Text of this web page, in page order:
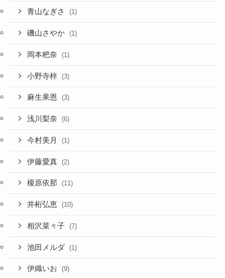
青山なぎさ (1)
磯山さやか (1)
岡本杷奈 (1)
小野寺梓 (3)
麻生果恩 (3)
浅川梨奈 (6)
今村美月 (1)
伊藤愛真 (2)
榎原依那 (11)
井桁弘恵 (10)
相沢菜々子 (7)
池田メルダ (1)
伊織いお (9)